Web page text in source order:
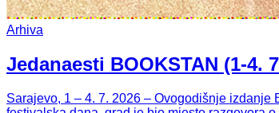
Arhiva
Jedanaesti BOOKSTAN (1-4.
Sarajevo, 1 – 4. 7. 2026 – Ovogodišnje